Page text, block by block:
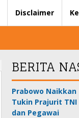
Disclaimer
BERITA
Prabowo Naikkan
Tukin Prajurit TNI
dan Pegawai